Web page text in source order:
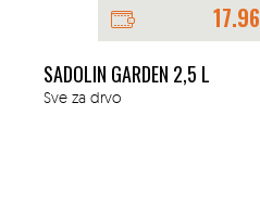
17.96
SADOLIN GARDEN 2,5 L
Sve za drvo